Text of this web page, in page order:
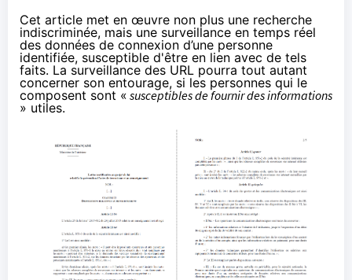
Cet article met en œuvre non plus une recherche
indiscriminée, mais une surveillance en temps réel
des données de connexion d’une personne
identifiée, susceptible d'être en lien avec de tels
faits. La surveillance des URL pourra tout autant
concerner son entourage, si les personnes qui le
composent sont « susceptibles de fournir des informations
» utiles.